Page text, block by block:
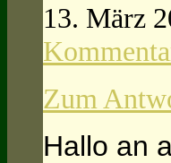
13. März
Zum
Hallo an